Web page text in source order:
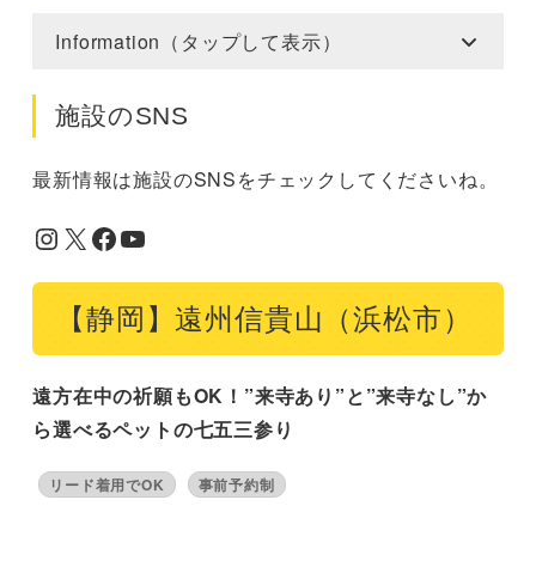
Information（タップして表示）
施設のSNS
最新情報は施設のSNSをチェックしてくださいね。
Instagram
X Facebook
YouTube
【静岡】遠州信貴山（浜松市）
遠方在中の祈願もOK！”来寺あり”と”来寺なし”か
ら選べるペットの七五三参り
リード着用でOK 事前予約制